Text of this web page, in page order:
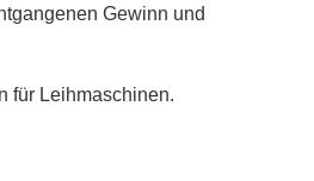
Gewinn und
für Leihmaschinen.